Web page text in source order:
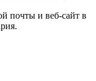
почты и веб-сайт в